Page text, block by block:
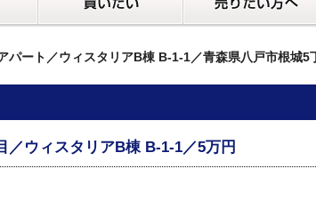
パート／ウィスタリアB棟 B-1-1／青森県八戸市根城
／ウィスタリアB棟 B-1-1／5万円